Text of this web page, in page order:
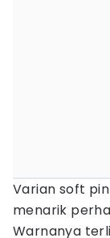
Varian soft
menarik
Warnanya